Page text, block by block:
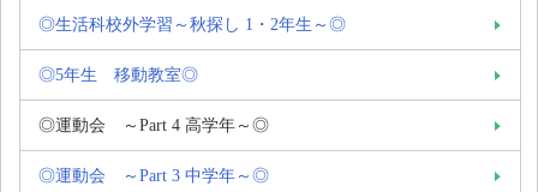
◎生活科校外学習～秋探し 1・2年生～◎
◎5年生 移動教室◎
◎運動会 ～Part 4 高学年～◎
◎運動会 ～Part 3 中学年～◎